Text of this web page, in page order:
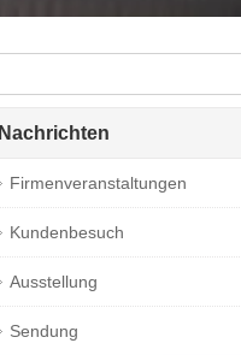
Nachrichten
Firmenveranstaltungen
Kundenbesuch
Ausstellung
Sendung